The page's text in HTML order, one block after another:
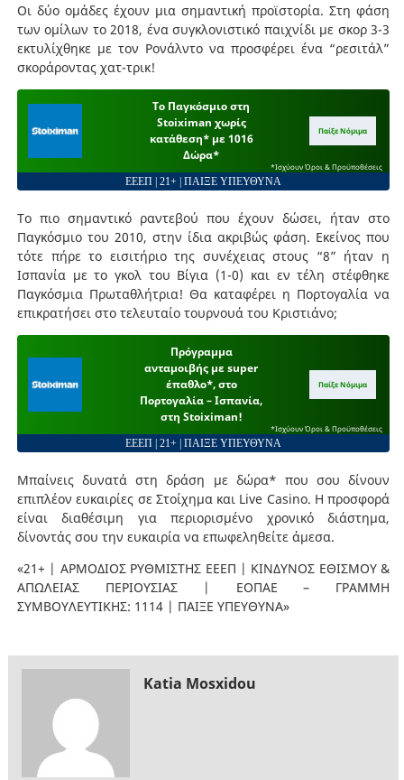
Οι δύο ομάδες έχουν μια σημαντική προϊστορία. Στη φάση
των ομίλων το 2018, ένα συγκλονιστικό παιχνίδι με σκορ 3-3
εκτυλίχθηκε με τον Ρονάλντο να προσφέρει ένα “ρεσιτάλ”
σκοράροντας χατ-τρικ!
Το Παγκόσμιο στη
Stoiximan χωρίς
κατάθεση* με 1016
Δώρα*
Παίξε Νόμιμα
*Ισχύουν Όροι & Προϋποθέσεις
ΕΕΕΠ | 21+ | ΠΑΙΞΕ ΥΠΕΥΘΥΝΑ
Το πιο σημαντικό ραντεβού που έχουν δώσει, ήταν στο
Παγκόσμιο του 2010, στην ίδια ακριβώς φάση. Εκείνος που
τότε πήρε το εισιτήριο της συνέχειας στους “8” ήταν η
Ισπανία με το γκολ του Βίγια (1-0) και εν τέλη στέφθηκε
Παγκόσμια Πρωταθλήτρια! Θα καταφέρει η Πορτογαλία να
επικρατήσει στο τελευταίο τουρνουά του Κριστιάνο;
Πρόγραμμα
ανταμοιβής με super
έπαθλο*, στο
Πορτογαλία – Ισπανία,
στη Stoiximan!
Παίξε Νόμιμα
*Ισχύουν Όροι & Προϋποθέσεις
ΕΕΕΠ | 21+ | ΠΑΙΞΕ ΥΠΕΥΘΥΝΑ
Μπαίνεις δυνατά στη δράση με δώρα* που σου δίνουν
επιπλέον ευκαιρίες σε Στοίχημα και Live Casino. Η προσφορά
είναι διαθέσιμη για περιορισμένο χρονικό διάστημα,
δίνοντάς σου την ευκαιρία να επωφεληθείτε άμεσα.
«21+ | ΑΡΜΟΔΙΟΣ ΡΥΘΜΙΣΤΗΣ ΕΕΕΠ | ΚΙΝΔΥΝΟΣ ΕΘΙΣΜΟΥ &
ΑΠΩΛΕΙΑΣ ΠΕΡΙΟΥΣΙΑΣ | ΕΟΠΑΕ – ΓΡΑΜΜΗ
ΣΥΜΒΟΥΛΕΥΤΙΚΗΣ: 1114 | ΠΑΙΞΕ ΥΠΕΥΘΥΝΑ»
Katia Mosxidou